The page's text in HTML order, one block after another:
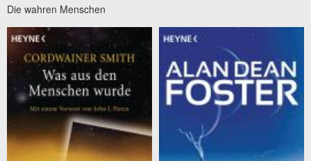
Die wahren Menschen